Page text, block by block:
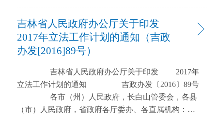
〔2015〕95号）精神，经省政府同意，结合我省实
际，提出以下实施意见： 一、总体要求 (一)
指导思想。以党的十八大和十八届二中、三中、四
中、五中、六中全会精神为指导，认真贯彻落实国务
色、开放、共享”发展理念，坚持以落实企业追溯管理
责任为基础，以推进信息化追溯为方向，积极运用物
联网、云平台、大数据等现代信息技术，促进追溯管
理与企业经营深入融合。加强统筹规划，严格执行重
吉林省人民政府办公厅关于印发
2017年立法工作计划的通知（吉政
办发[2016]89号）
立法工作计划的通知 吉政办发〔2016〕89号
（市）人民政府，省政府各厅委办、各直属机构：